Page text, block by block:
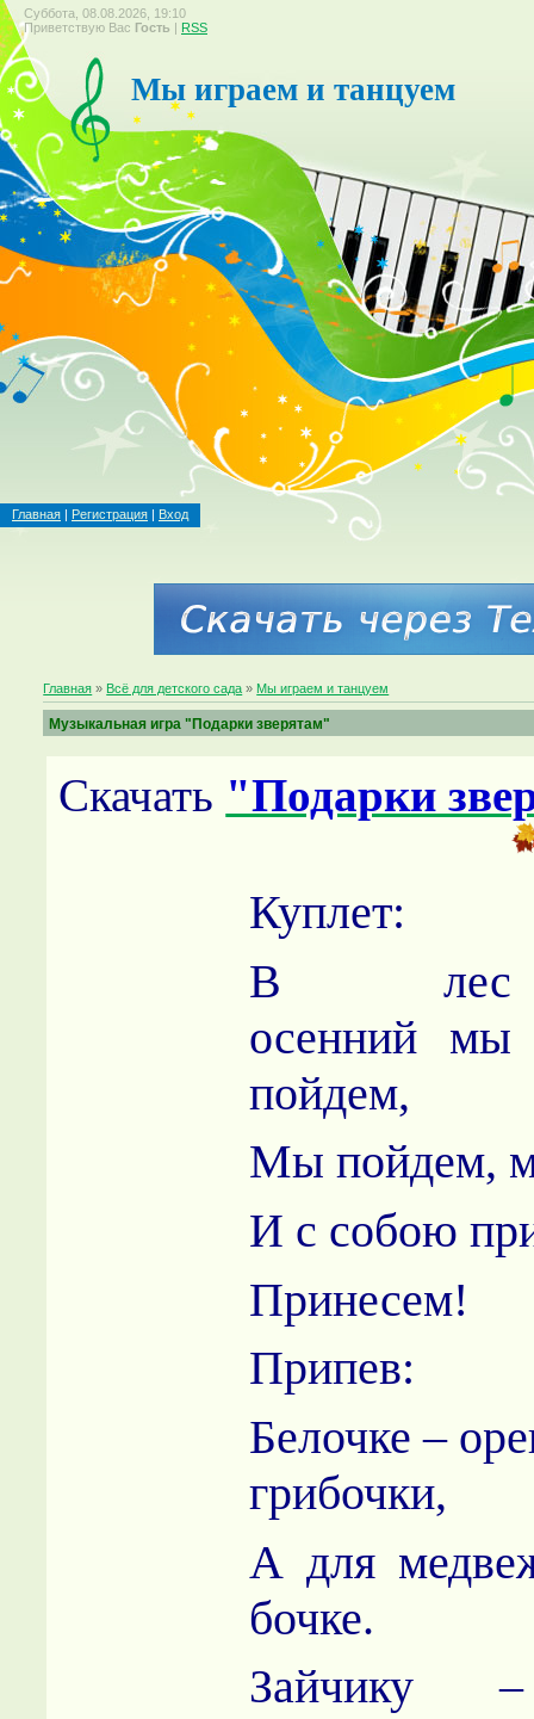
Суббота, 08.08.2026, 19:10
Приветствую Вас Гость | RSS
Мы играем и танцуем
Главная | Регистрация | Вход
Главная » Всё для детского сада » Мы играем и танцуем
Музыкальная игра "Подарки зверятам"
Скачать "Подарки
Куплет:
В лес
осенний мы
пойдем,
Мы пойдем,
И с собою
Принесем!
Припев:
Белочке –
грибочки,
А для
бочке.
Зайчику